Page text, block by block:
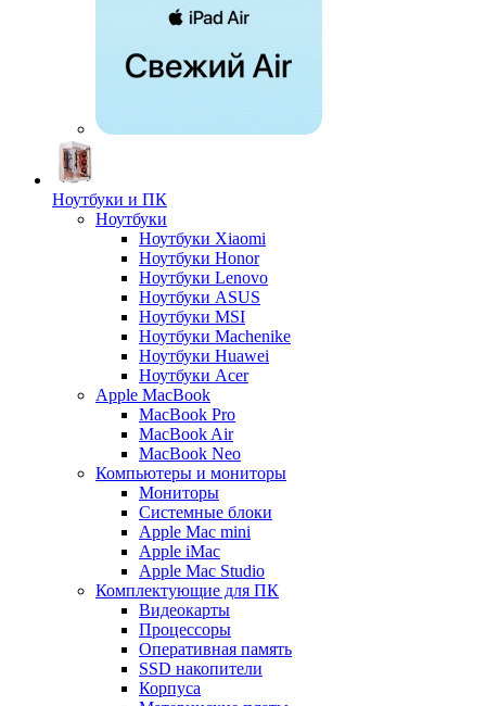
Ноутбуки и ПК
Ноутбуки
Ноутбуки Xiaomi
Ноутбуки Honor
Ноутбуки Lenovo
Ноутбуки ASUS
Ноутбуки MSI
Ноутбуки Machenike
Ноутбуки Huawei
Ноутбуки Acer
Apple MacBook
MacBook Pro
MacBook Air
MacBook Neo
Компьютеры и мониторы
Мониторы
Системные блоки
Apple Mac mini
Apple iMac
Apple Mac Studio
Комплектующие для ПК
Видеокарты
Процессоры
Оперативная память
SSD накопители
Корпуса